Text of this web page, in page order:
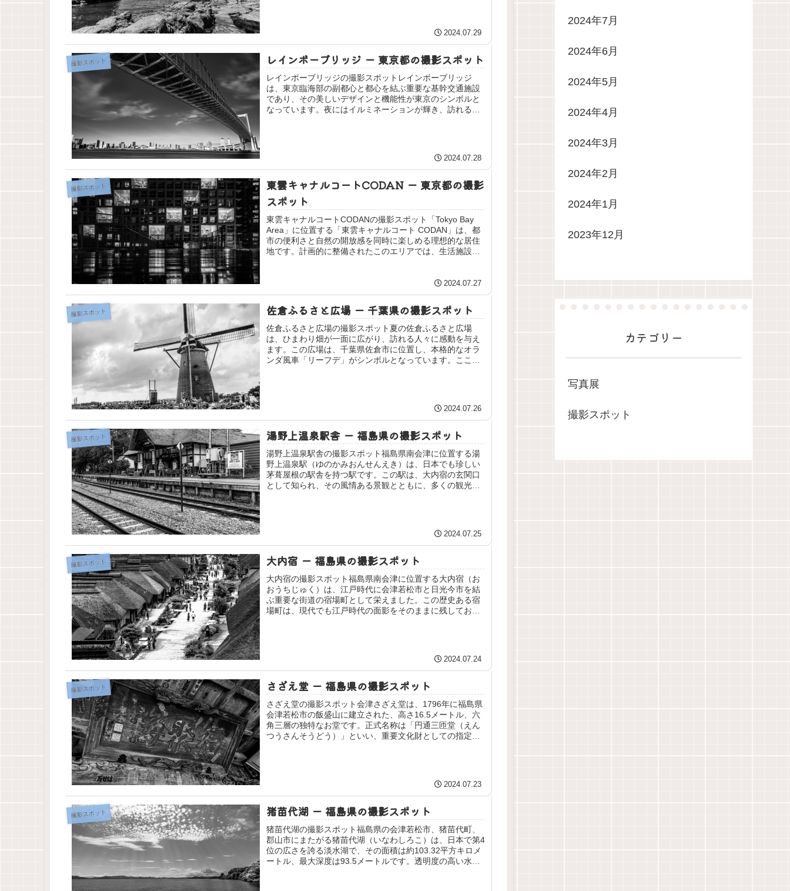
2024.07.29
撮影スポット レインボーブリッジ ー 東京都の撮影スポット
レインボーブリッジの撮影スポットレインボーブリッジ
は、東京臨海部の副都心と都心を結ぶ重要な基幹交通施設
であり、その美しいデザインと機能性が東京のシンボルと
なっています。夜にはイルミネーションが輝き、訪れる
2024.07.28
撮影スポット
東雲キャナルコートCODAN ー 東京都の撮影
スポット
東雲キャナルコートCODANの撮影スポット「Tokyo Bay
Area」に位置する「東雲キャナルコート CODAN」は、都
市の便利さと自然の開放感を同時に楽しめる理想的な居住
地です。計画的に整備されたこのエリアでは、生活施設が
2024.07.27
撮影スポット 佐倉ふるさと広場 ー 千葉県の撮影スポット
佐倉ふるさと広場の撮影スポット夏の佐倉ふるさと広場
は、ひまわり畑が一面に広がり、訪れる人々に感動を与え
ます。この広場は、千葉県佐倉市に位置し、本格的なオラ
ンダ風車「リーフデ」がシンボルとなっています。ここで
2024.07.26
撮影スポット 湯野上温泉駅舎 ー 福島県の撮影スポット
湯野上温泉駅舎の撮影スポット福島県南会津に位置する湯
野上温泉駅（ゆのかみおんせんえき）は、日本でも珍しい
茅葺屋根の駅舎を持つ駅です。この駅は、大内宿の玄関口
として知られ、その風情ある景観とともに、多くの観光客
2024.07.25
撮影スポット 大内宿 ー 福島県の撮影スポット
大内宿の撮影スポット福島県南会津に位置する大内宿（お
おうちじゅく）は、江戸時代に会津若松市と日光今市を結
ぶ重要な街道の宿場町として栄えました。この歴史ある宿
場町は、現代でも江戸時代の面影をそのままに残してお
2024.07.24
撮影スポット さざえ堂 ー 福島県の撮影スポット
さざえ堂の撮影スポット会津さざえ堂は、1796年に福島県
会津若松市の飯盛山に建立された、高さ16.5メートル、六
角三層の独特なお堂です。正式名称は「円通三匝堂（えん
つうさんそうどう）」といい、重要文化財としての指定名
2024.07.23
撮影スポット 猪苗代湖 ー 福島県の撮影スポット
猪苗代湖の撮影スポット福島県の会津若松市、猪苗代町、
郡山市にまたがる猪苗代湖（いなわしろこ）は、日本で第4
位の広さを誇る淡水湖で、その面積は約103.32平方キロメ
ートル、最大深度は93.5メートルです。透明度の高い水面
2024年7月
2024年6月
2024年5月
2024年4月
2024年3月
2024年2月
2024年1月
2023年12月
カテゴリー
写真展
撮影スポット